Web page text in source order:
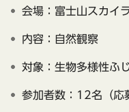
会場：富士山スカイ
内容：自然観察
対象：生物多様性ふ
参加者数：12名（応